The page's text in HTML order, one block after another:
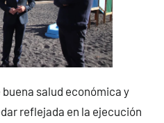
salud económica y
reflejada en la ejecución